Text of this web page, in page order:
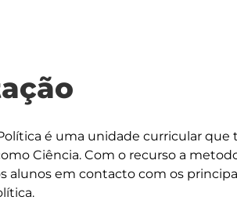
é uma unidade curricular
Ciência. Com o recurso a
alunos em contacto com os